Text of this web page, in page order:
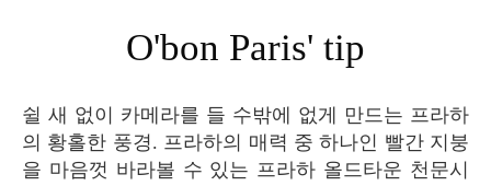
O'bon Paris' tip
쉴 새 없이 카메라를 들 수밖에 없게 만드는 프라하
의 황홀한 풍경. 프라하의 매력 중 하나인 빨간 지붕
을 마음껏 바라볼 수 있는 프라하 올드타운 천문시